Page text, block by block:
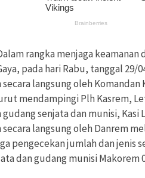
rangka menjaga
pada hari Rabu, tanggal 29/
langsung oleh Komandan
mendampingi Plh Kasrem,
senjata dan munisi, Kasi
secara langsung oleh Danrem
pengecekan jumlah dan jenis
dan gudang munisi Makorem